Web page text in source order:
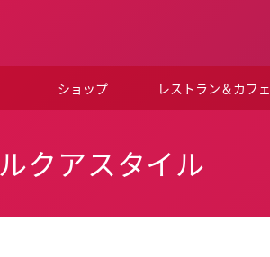
ショップ レストラン＆カフェ
ルクアスタイル